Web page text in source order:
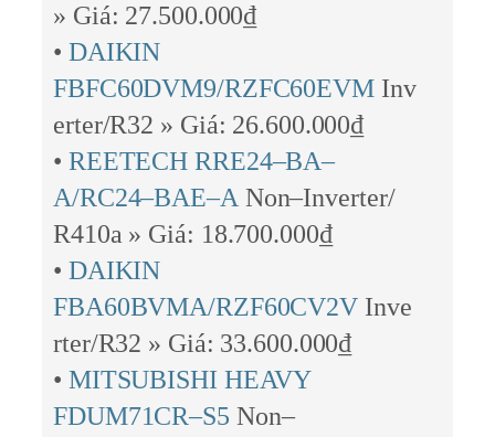
» Giá: 27.500.000₫
• DAIKIN
FBFC60DVM9/RZFC60EVM Inv
erter/R32 » Giá: 26.600.000₫
• REETECH RRE24–BA–
A/RC24–BAE–A Non–Inverter/
R410a » Giá: 18.700.000₫
• DAIKIN
FBA60BVMA/RZF60CV2V Inve
rter/R32 » Giá: 33.600.000₫
• MITSUBISHI HEAVY
FDUM71CR–S5 Non–